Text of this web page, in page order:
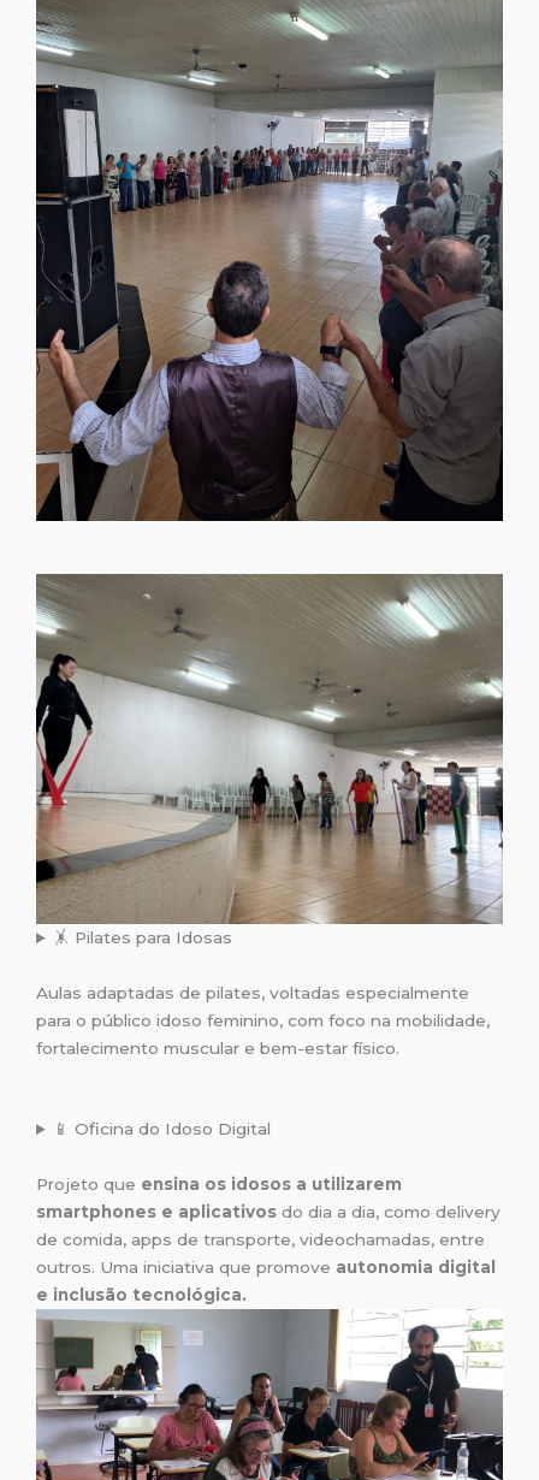
🤸 Pilates para Idosas
Aulas adaptadas de pilates, voltadas especialmente
para o público idoso feminino, com foco na mobilidade,
fortalecimento muscular e bem-estar físico.
📱 Oficina do Idoso Digital
Projeto que ensina os idosos a utilizarem
smartphones e aplicativos do dia a dia, como delivery
de comida, apps de transporte, videochamadas, entre
outros. Uma iniciativa que promove autonomia digital
e inclusão tecnológica.